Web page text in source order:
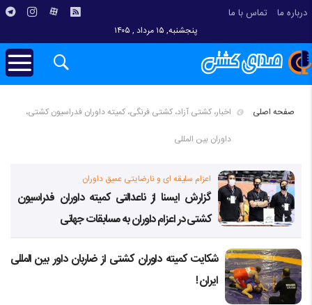
درباره ما تماس با ما
پنجشنبه, ۱۵ مرداد , ۱۴۰۵
صفحه اصلی
اخبار، کشتی آزاد، کشتی فرنگی، کمیته داوران فدراسیون کشتی،
داوران بین المللی
اعزام سلیقه ای و نارضایتی عمیق داوران
گزارش ایسنا از ناعدالتی کمیته داوران فدراسیون
کشتی در اعزام داوران به مسابقات جهانی
شکایت کمیته داوران کشتی از ضاربان داور بین المللی
ایران !